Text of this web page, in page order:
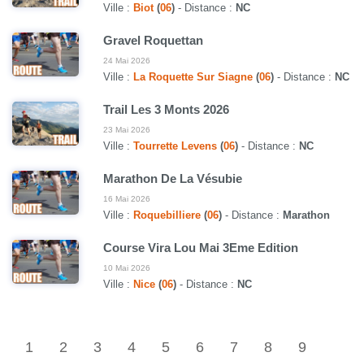
Ville : Biot(06) - Distance : NC
Gravel Roquettan
24 Mai 2026
Ville : La Roquette Sur Siagne (06) - Distance : NC
Trail Les 3 Monts 2026
23 Mai 2026
Ville : Tourrette Levens (06) - Distance : NC
Marathon De La Vésubie
16 Mai 2026
Ville : Roquebilliere (06) - Distance : Marathon
Course Vira Lou Mai 3Eme Edition
10 Mai 2026
Ville : Nice (06) - Distance : NC
1 2 3 4 5 6 7 8 9